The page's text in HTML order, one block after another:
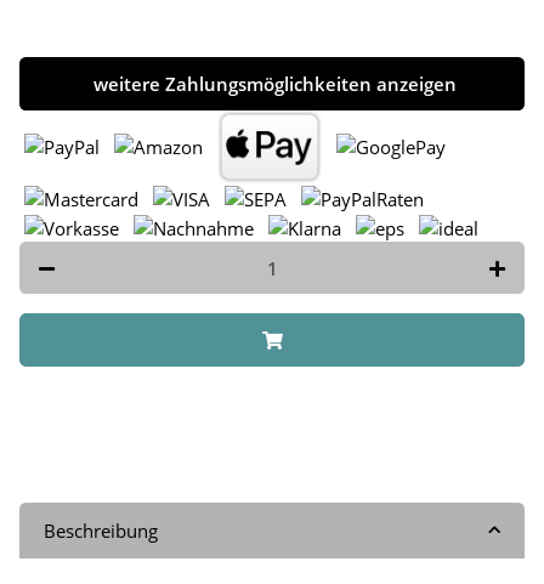
weitere Zahlungsmöglichkeiten anzeigen
Beschreibung